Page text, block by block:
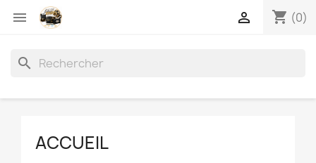
 shopping_cart (0)

search
ACCUEIL